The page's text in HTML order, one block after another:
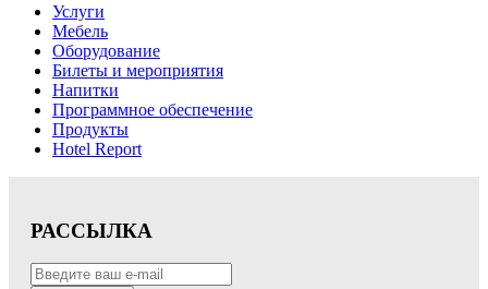
Услуги
Мебель
Оборудование
Билеты и мероприятия
Напитки
Программное обеспечение
Продукты
Hotel Report
РАССЫЛКА